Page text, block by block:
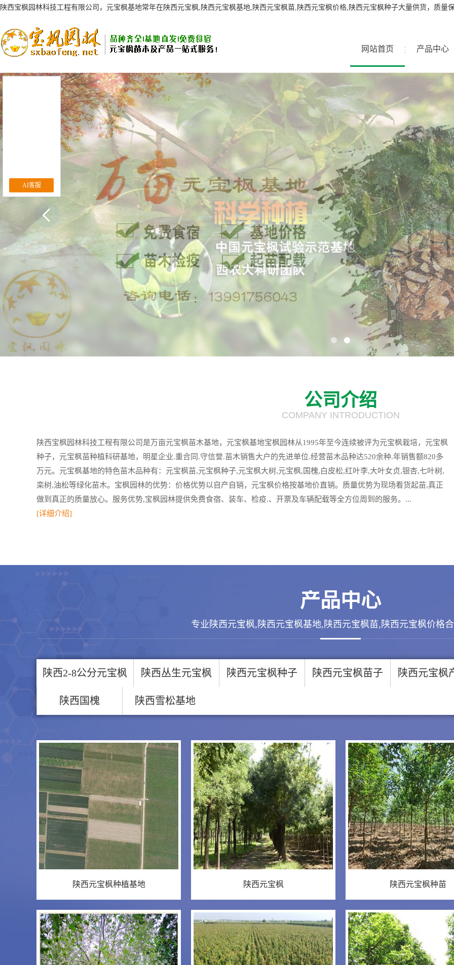
陕西宝枫园林科技工程有限公司，元宝枫基地常年在陕西元宝枫,陕西元宝枫基地,陕西元宝枫苗,陕西元宝枫价格,陕西元宝枫种子大量供货，质量
网站首页 产品中心
公司介绍
COMPANY INTRODUCTION
陕西宝枫园林科技工程有限公司是万亩元宝枫苗木基地，元宝枫基地宝枫园林从1995年至今连续被评为元宝枫栽培，元宝枫
种子，元宝枫苗种植科研基地，明星企业.重合同.守信誉.苗木销售大户的先进单位.经营苗木品种达520余种.年销售额820多
万元。元宝枫基地的特色苗木品种有：元宝枫苗,元宝枫种子,元宝枫大树,元宝枫,国槐,白皮松,红叶李,大叶女贞,银杏,七叶树,
栾树,油松等绿化苗木。宝枫园林的优势：价格优势以自产自销，元宝枫价格按基地价直销。质量优势为现场看货起苗,真正
做到真正的质量放心。服务优势,宝枫园林提供免费食宿、装车、检疫.、开票及车辆配载等全方位周到的服务。...
[详细介绍]
产品中心
专业陕西元宝枫,陕西元宝枫基地,陕西元宝枫苗,陕西元宝枫价格
陕西2-8公分元宝枫 陕西丛生元宝枫 陕西元宝枫种子 陕西元宝枫苗子 陕西元宝枫
陕西国槐 陕西雪松基地
陕西元宝枫种植基地 陕西元宝枫 陕西元宝枫种苗
AI客服